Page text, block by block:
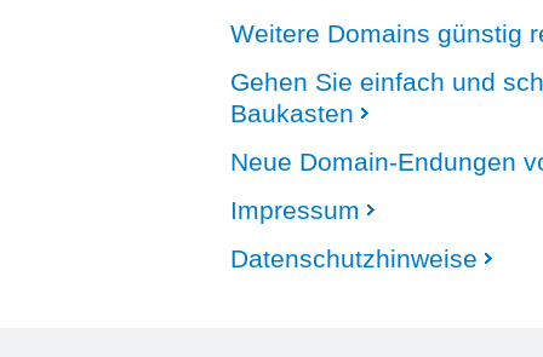
Weitere Domains günstig
Gehen Sie einfach und
Baukasten
Neue Domain-Endungen
Impressum
Datenschutzhinweise